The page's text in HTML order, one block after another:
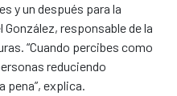
y un después para la
responsable de la
“Cuando percibes como
reduciendo
explica.